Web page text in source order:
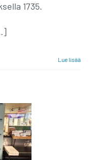
1735.
Lue lisää